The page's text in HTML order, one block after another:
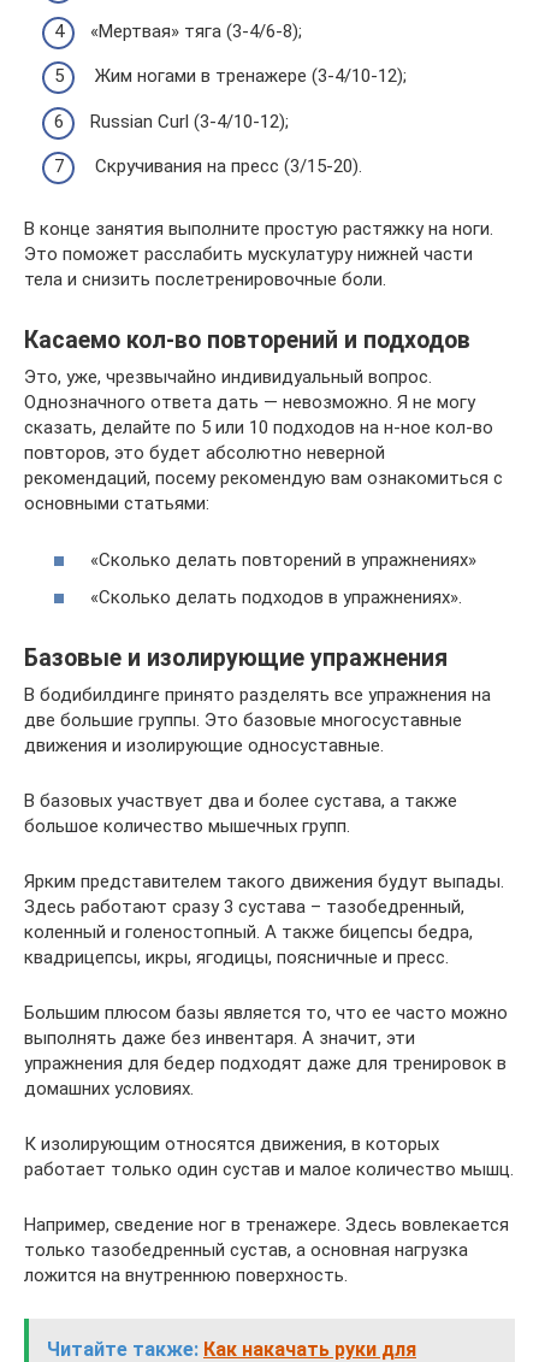
«Мертвая» тяга (3-4/6-8);
Жим ногами в тренажере (3-4/10-12);
Russian Curl (3-4/10-12);
Скручивания на пресс (3/15-20).
В конце занятия выполните простую растяжку на ноги.
Это поможет расслабить мускулатуру нижней части
тела и снизить послетренировочные боли.
Касаемо кол-во повторений и подходов
Это, уже, чрезвычайно индивидуальный вопрос.
Однозначного ответа дать — невозможно. Я не могу
сказать, делайте по 5 или 10 подходов на н-ное кол-во
повторов, это будет абсолютно неверной
рекомендаций, посему рекомендую вам ознакомиться с
основными статьями:
«Сколько делать повторений в упражнениях»
«Сколько делать подходов в упражнениях».
Базовые и изолирующие упражнения
В бодибилдинге принято разделять все упражнения на
две большие группы. Это базовые многосуставные
движения и изолирующие односуставные.
В базовых участвует два и более сустава, а также
большое количество мышечных групп.
Ярким представителем такого движения будут выпады.
Здесь работают сразу 3 сустава – тазобедренный,
коленный и голеностопный. А также бицепсы бедра,
квадрицепсы, икры, ягодицы, поясничные и пресс.
Большим плюсом базы является то, что ее часто можно
выполнять даже без инвентаря. А значит, эти
упражнения для бедер подходят даже для тренировок в
домашних условиях.
К изолирующим относятся движения, в которых
работает только один сустав и малое количество мышц.
Например, сведение ног в тренажере. Здесь вовлекается
только тазобедренный сустав, а основная нагрузка
ложится на внутреннюю поверхность.
Читайте также: Как накачать руки для